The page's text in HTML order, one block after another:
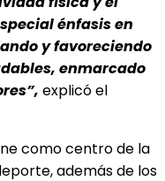
énfasis en
y favoreciendo
enmarcado
explicó el
como centro de la
además de los